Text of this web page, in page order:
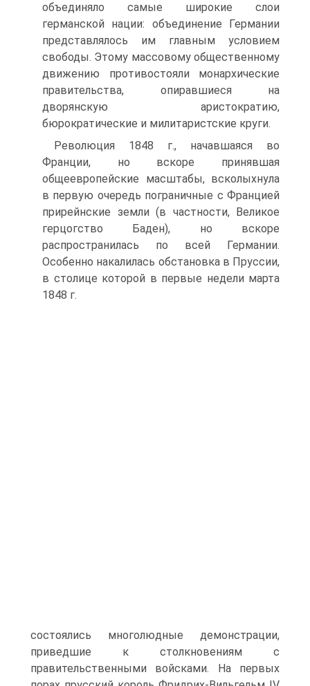
объединяло самые широкие слои
германской нации: объединение Германии
представлялось им главным условием
свободы. Этому массовому общественному
движению противостояли монархические
правительства, опиравшиеся на
дворянскую аристократию,
бюрократические и милитаристские круги.
Революция 1848 г., начавшаяся во
Франции, но вскоре принявшая
общеевропейские масштабы, всколыхнула
в первую очередь пограничные с Францией
прирейнские земли (в частности, Великое
герцогство Баден), но вскоре
распространилась по всей Германии.
Особенно накалилась обстановка в Пруссии,
в столице которой в первые недели марта
1848 г.
состоялись многолюдные демонстрации,
приведшие к столкновениям с
правительственными войсками. На первых